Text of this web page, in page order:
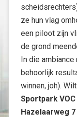
ze hun vlag
een piloot zijn
de grond
In die ambiance
behoorlijk
winnen, joh).
Sportpark VOC
Hazelaarweg 7